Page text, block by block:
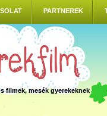
PARTNEREK
filmek, mesék gyerekeknek